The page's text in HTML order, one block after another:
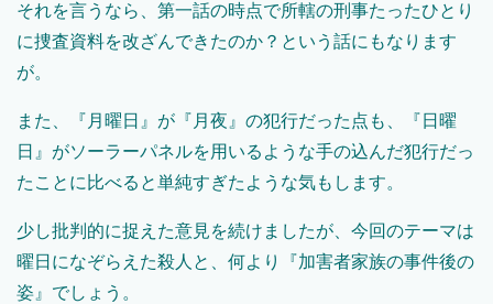
それを言うなら、第一話の時点で所轄の刑事たったひとり
に捜査資料を改ざんできたのか？という話にもなります
が。
また、『月曜日』が『月夜』の犯行だった点も、『日曜
日』がソーラーパネルを用いるような手の込んだ犯行だっ
たことに比べると単純すぎたような気もします。
少し批判的に捉えた意見を続けましたが、今回のテーマは
曜日になぞらえた殺人と、何より『加害者家族の事件後の
姿』でしょう。